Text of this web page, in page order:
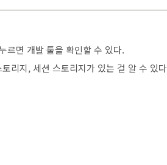
르면 개발 툴을 확인할 수 있다.
리지, 세션 스토리지가 있는 걸 알 수 있